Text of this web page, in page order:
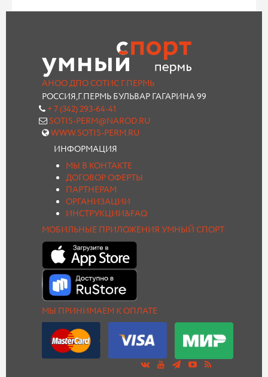
АНОО ДПО СОТИС Г.ПЕРМЬ
РОССИЯ,Г.ПЕРМЬ БУЛЬВАР ГАГАРИНА 99
+ 7 (342) 293-64-41
SOTIS-PERM@NAROD.RU
WWW.SOTIS-PERM.RU
ИНФОРМАЦИЯ
МЫ В КОНТАКТЕ
ДОГОВОР ОФЕРТЫ
ПАРТНЕРАМ
ОРГАНИЗАЦИИ
ИНСТРУКЦИИ&FAQ
МОБИЛЬНЫЕ ПРИЛОЖЕНИЯ УМНЫЙ СПОРТ
МЫ ПРИНИМАЕМ К ОПЛАТЕ